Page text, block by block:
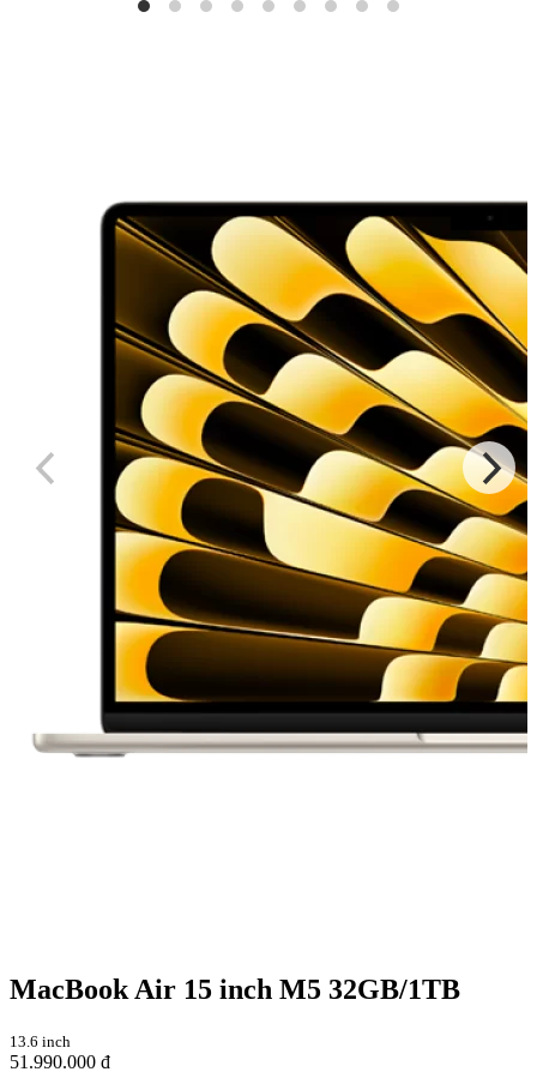
MacBook Air 15 inch M5 32GB/1TB
13.6 inch
51.990.000 đ